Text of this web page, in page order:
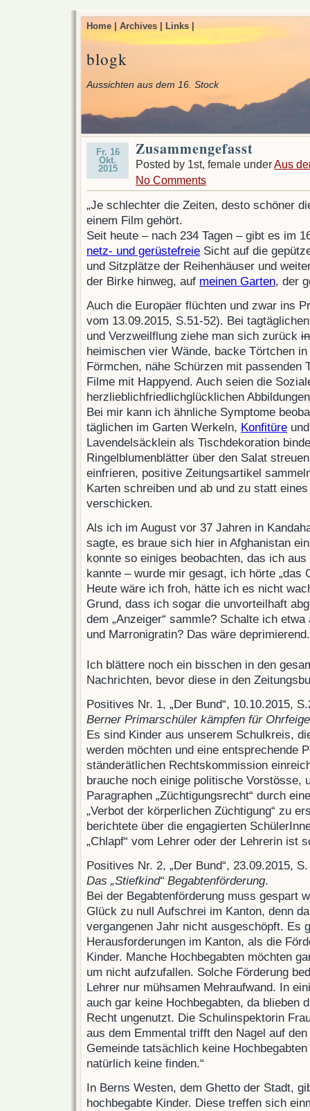
Home | Archives | Links |
blogk
Aussichten aus dem 16. Stock
Fr. 16
Okt.
2015
Zusammengefasst
Posted by 1st, female underAus
No Comments
„Je schlechter die Zeiten, desto schöner
einem Film gehört.
Seit heute – nach 234 Tagen – gibt es im
netz- und gerüstefreie Sicht auf die
und Sitzplätze der Reihenhäuser und
der Birke hinweg, auf meinen Garten, der
Auch die Europäer flüchten und zwar ins
vom 13.09.2015, S.51-52). Bei
und Verzweilflung ziehe man sich zurück
heimischen vier Wände, backe Törtchen
Förmchen, nähe Schürzen mit passenden
Filme mit Happyend. Auch seien die
herzlieblichfriedlichglücklichen
Bei mir kann ich ähnliche Symptome
täglichen im Garten Werkeln, Konfitüre
Lavendelsäcklein als Tischdekoration
Ringelblumenblätter über den Salat
einfrieren, positive Zeitungsartikel
Karten schreiben und ab und zu statt
verschicken.
Als ich im August vor 37 Jahren in
sagte, es braue sich hier in Afghanistan
konnte so einiges beobachten, das ich
kannte – wurde mir gesagt, ich hörte „das
Heute wäre ich froh, hätte ich es nicht
Grund, dass ich sogar die unvorteilhaft
dem „Anzeiger“ sammle? Schalte ich
und Marronigratin? Das wäre deprimierend.
Ich blättere noch ein bisschen in den
Nachrichten, bevor diese in den
Positives Nr. 1, „Der Bund“, 10.10.2015,
Berner Primarschüler kämpfen für
Es sind Kinder aus unserem Schulkreis,
werden möchten und eine entsprechende
ständerätlichen Rechtskommission
brauche noch einige politische Vorstösse,
Paragraphen „Züchtigungsrecht“ durch
„Verbot der körperlichen Züchtigung“ zu
berichtete über die engagierten
„Chlapf“ vom Lehrer oder der Lehrerin ist
Positives Nr. 2, „Der Bund“, 23.09.2015,
Das „Stiefkind“ Begabtenförderung.
Bei der Begabtenförderung muss gespart
Glück zu null Aufschrei im Kanton, denn
vergangenen Jahr nicht ausgeschöpft. Es
Herausforderungen im Kanton, als die
Kinder. Manche Hochbegabten möchten
um nicht aufzufallen. Solche Förderung
Lehrer nur mühsamen Mehraufwand. In
auch gar keine Hochbegabten, da blieben
Recht ungenutzt. Die Schulinspektorin
aus dem Emmental trifft den Nagel auf
Gemeinde tatsächlich keine
natürlich keine finden.“
In Berns Westen, dem Ghetto der Stadt,
hochbegabte Kinder. Diese treffen sich